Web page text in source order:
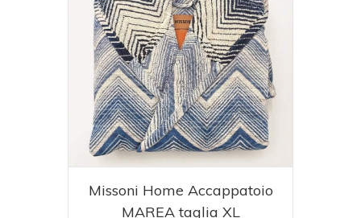
Acquista Visualizza
Missoni Home Accappatoio
MAREA taglia XL